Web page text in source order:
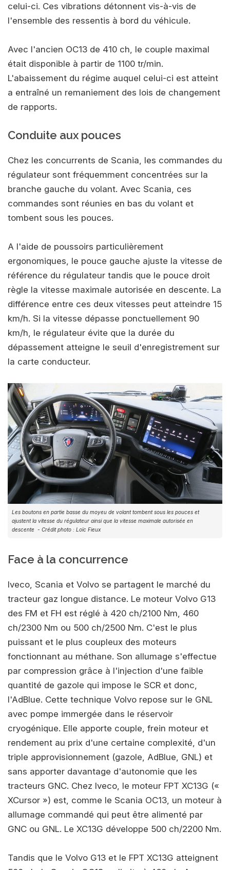
celui-ci. Ces vibrations détonnent vis-à-vis de
l'ensemble des ressentis à bord du véhicule.
Avec l'ancien OC13 de 410 ch, le couple maximal
était disponible à partir de 1100 tr/min.
L'abaissement du régime auquel celui-ci est atteint
a entraîné un remaniement des lois de changement
de rapports.
Conduite aux pouces
Chez les concurrents de Scania, les commandes du
régulateur sont fréquemment concentrées sur la
branche gauche du volant. Avec Scania, ces
commandes sont réunies en bas du volant et
tombent sous les pouces.
A l'aide de poussoirs particulièrement
ergonomiques, le pouce gauche ajuste la vitesse de
référence du régulateur tandis que le pouce droit
règle la vitesse maximale autorisée en descente. La
différence entre ces deux vitesses peut atteindre 15
km/h. Si la vitesse dépasse ponctuellement 90
km/h, le régulateur évite que la durée du
dépassement atteigne le seuil d'enregistrement sur
la carte conducteur.
Les boutons en partie basse du moyeu de volant tombent sous les pouces et
ajustent la vitesse du régulateur ainsi que la vitesse maximale autorisée en
descente - Crédit photo : Loïc Fieux
Face à la concurrence
Iveco, Scania et Volvo se partagent le marché du
tracteur gaz longue distance. Le moteur Volvo G13
des FM et FH est réglé à 420 ch/2100 Nm, 460
ch/2300 Nm ou 500 ch/2500 Nm. C'est le plus
puissant et le plus coupleux des moteurs
fonctionnant au méthane. Son allumage s'effectue
par compression grâce à l'injection d'une faible
quantité de gazole qui impose le SCR et donc,
l'AdBlue. Cette technique Volvo repose sur le GNL
avec pompe immergée dans le réservoir
cryogénique. Elle apporte couple, frein moteur et
rendement au prix d'une certaine complexité, d'un
triple approvisionnement (gazole, AdBlue, GNL) et
sans apporter davantage d'autonomie que les
tracteurs GNC. Chez Iveco, le moteur FPT XC13G («
XCursor ») est, comme le Scania OC13, un moteur à
allumage commandé qui peut être alimenté par
GNC ou GNL. Le XC13G développe 500 ch/2200 Nm.
Tandis que le Volvo G13 et le FPT XC13G atteignent